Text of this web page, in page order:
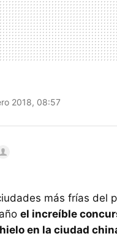
2018, 08:57
más frías del
el increíble
en la ciudad